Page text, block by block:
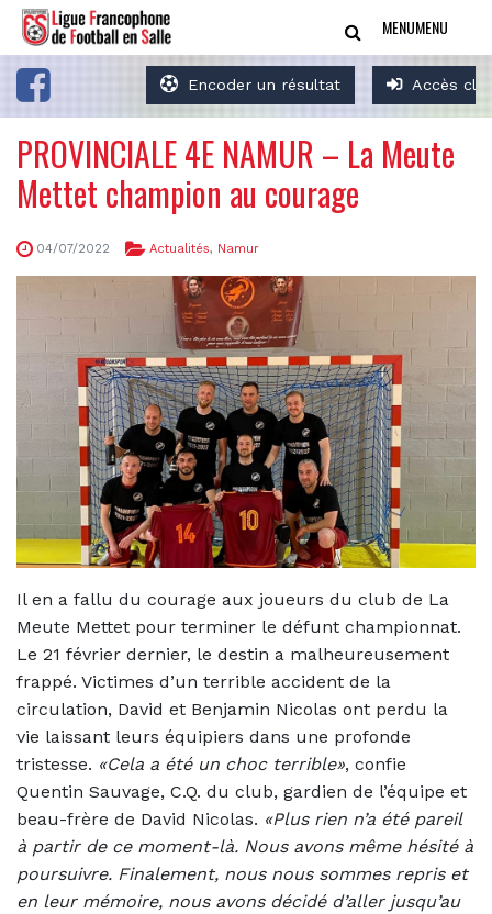
Encoder un résultat Accès
MENUMENU
PROVINCIALE 4E NAMUR – La Meute
Mettet champion au courage
04/07/2022 Actualités, Namur
Il en a fallu du courage aux joueurs du club de La
Meute Mettet pour terminer le défunt championnat.
Le 21 février dernier, le destin a malheureusement
frappé. Victimes d’un terrible accident de la
circulation, David et Benjamin Nicolas ont perdu la
vie laissant leurs équipiers dans une profonde
tristesse. «Cela a été un choc terrible», confie
Quentin Sauvage, C.Q. du club, gardien de l’équipe et
beau-frère de David Nicolas. «Plus rien n’a été pareil
à partir de ce moment-là. Nous avons même hésité à
poursuivre. Finalement, nous nous sommes repris et
en leur mémoire, nous avons décidé d’aller jusqu’au